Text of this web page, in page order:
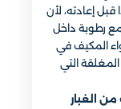
إعادته، لأن
رطوبة داخل
المكيف في
التي
الغبار